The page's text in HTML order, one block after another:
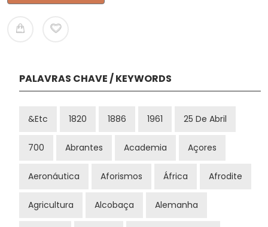
PALAVRAS CHAVE / KEYWORDS
&etc 1820 1886 1961 25 De Abril
700 Abrantes Academia Açores
Aeronáutica Aforismos África Afrodite
Agricultura Alcobaça Alemanha